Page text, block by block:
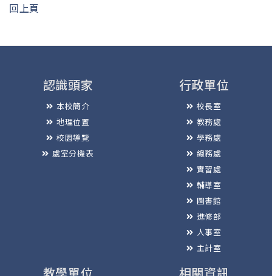
回上頁
認識頭家
本校簡介
地理位置
校園導覽
處室分機表
行政單位
校長室
教務處
學務處
總務處
實習處
輔導室
圖書館
進修部
人事室
主計室